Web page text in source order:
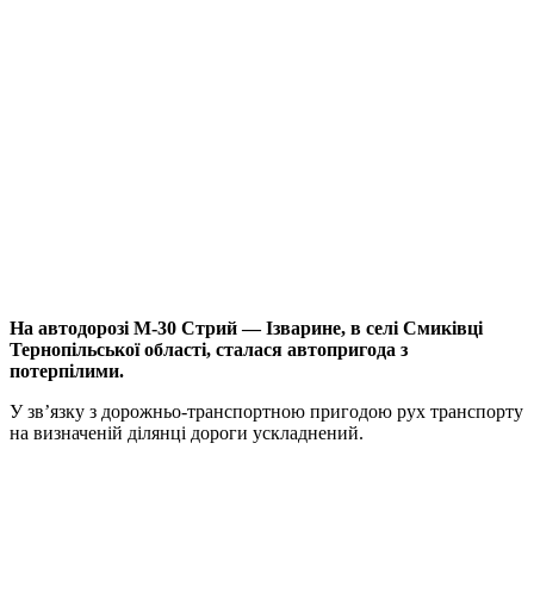
На автодорозі М-30 Стрий — Ізварине, в селі Смиківці
Тернопільської області, сталася автопригода з
потерпілими.
У зв’язку з дорожньо-транспортною пригодою рух транспорту
на визначеній ділянці дороги ускладнений.